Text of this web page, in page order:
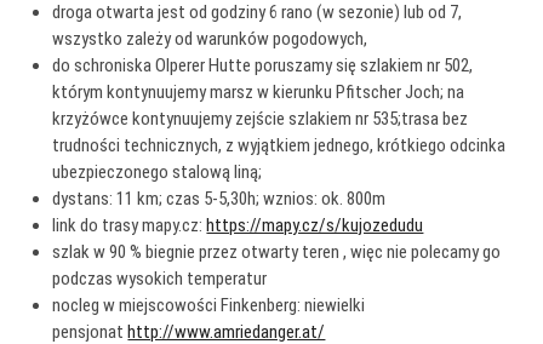
droga otwarta jest od godziny 6 rano (w sezonie) lub od 7,
wszystko zależy od warunków pogodowych,
do schroniska Olperer Hutte poruszamy się szlakiem nr 502,
którym kontynuujemy marsz w kierunku Pfitscher Joch; na
krzyżówce kontynuujemy zejście szlakiem nr 535;trasa bez
trudności technicznych, z wyjątkiem jednego, krótkiego odcinka
ubezpieczonego stalową liną;
dystans: 11 km; czas 5-5,30h; wznios: ok. 800m
link do trasy mapy.cz:https://mapy.cz/s/kujozedudu
szlak w 90 % biegnie przez otwarty teren , więc nie polecamy go
podczas wysokich temperatur
nocleg w miejscowości Finkenberg: niewielki
pensjonathttp://www.amriedanger.at/